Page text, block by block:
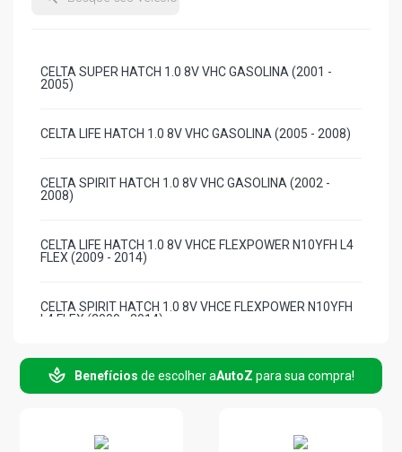
CELTA SUPER HATCH 1.0 8V VHC GASOLINA (2001 -
2005)
CELTA LIFE HATCH 1.0 8V VHC GASOLINA (2005 - 2008)
CELTA SPIRIT HATCH 1.0 8V VHC GASOLINA (2002 -
2008)
CELTA LIFE HATCH 1.0 8V VHCE FLEXPOWER N10YFH L4
FLEX (2009 - 2014)
CELTA SPIRIT HATCH 1.0 8V VHCE FLEXPOWER N10YFH
L4 FLEX (2009 - 2014)
CELTA SUPER HATCH 1.0 8V VHCE FLEXPOWER N10YFH
L4 FLEX (2006 - 2009)
Benefícios de escolher aAutoZ para sua compra!